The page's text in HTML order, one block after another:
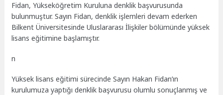
Fidan, Yükseköğretim Kuruluna denklik başvurusunda
bulunmuştur. Sayın Fidan, denklik işlemleri devam ederken
Bilkent Üniversitesinde Uluslararası İlişkiler bölümünde yüksek
lisans eğitimine başlamıştır.
n
Yüksek lisans eğitimi sürecinde Sayın Hakan Fidan’ın
kurulumuza yaptığı denklik başvurusu olumlu sonuçlanmış ve